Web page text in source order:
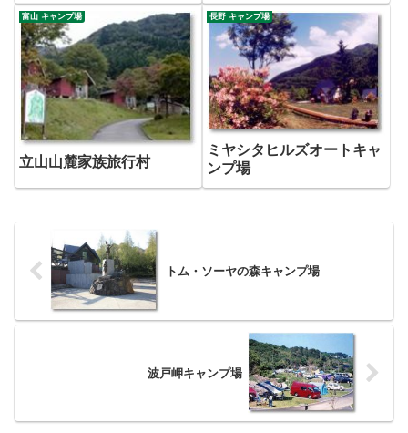
富山 キャンプ場
立山山麓家族旅行村
長野 キャンプ場
ミヤシタヒルズオートキャ
ンプ場
トム・ソーヤの森キャンプ場
波戸岬キャンプ場